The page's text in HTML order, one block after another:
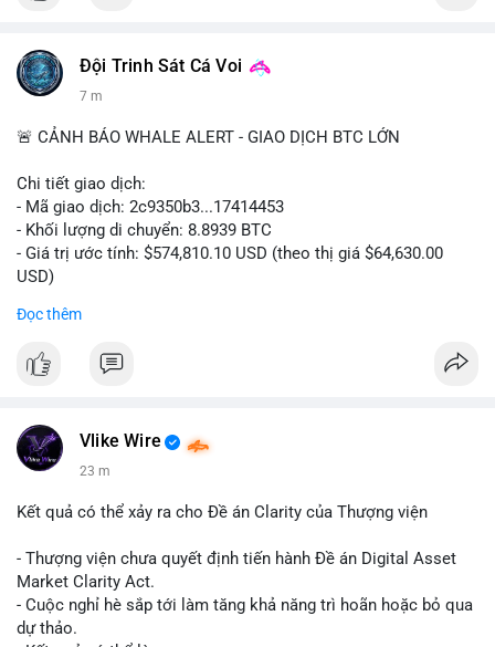
Đội Trinh Sát Cá Voi
7 m
🚨 CẢNH BÁO WHALE ALERT - GIAO DỊCH BTC LỚN
Chi tiết giao dịch:
- Mã giao dịch: 2c9350b3...17414453
- Khối lượng di chuyển: 8.8939 BTC
- Giá trị ước tính: $574,810.10 USD (theo thị giá $64,630.00
USD)
triệu USD được di chuyển trong một giao dịch duy nhất cho
động này nghiêng về khả năng chuyển đến ví lạnh để tích trữ
dài hạn hơn là bán tháo, bởi nếu muốn thanh khoản ngay, cá
một phần nhỏ khối lượng này vẫn có thể được dùng để đặt
Lời khuyên: Nhà đầu tư nhỏ lẻ nên theo dõi thêm các giao dịch
tiếp theo từ cùng một địa chỉ nguồn để xác định rõ xu hướng.
Không nên hành động vội vàng dựa trên một giao dịch đơn lẻ,
Đọc thêm
Vlike Wire
23 m
Kết quả có thể xảy ra cho Đề án Clarity của Thượng viện
- Thượng viện chưa quyết định tiến hành Đề án Digital Asset
Market Clarity Act.
- Cuộc nghỉ hè sắp tới làm tăng khả năng trì hoãn hoặc bỏ qua
dự thảo.